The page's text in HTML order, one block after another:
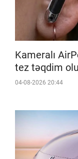
Kameralı
tez təqdim
04-08-2026 20:44